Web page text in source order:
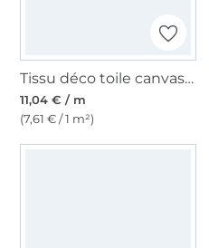
Tissu déco toile canvas uni, beige
11,04 € / m
(7,61 € / 1 m²)